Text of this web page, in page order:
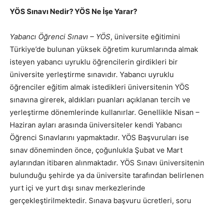
YÖS Sınavı Nedir? YÖS Ne İşe Yarar?
Yabancı Öğrenci Sınavı – YÖS, üniversite eğitimini
Türkiye’de bulunan yüksek öğretim kurumlarında almak
isteyen yabancı uyruklu öğrencilerin girdikleri bir
üniversite yerleştirme sınavıdır. Yabancı uyruklu
öğrenciler eğitim almak istedikleri üniversitenin YÖS
sınavına girerek, aldıkları puanları açıklanan tercih ve
yerleştirme dönemlerinde kullanırlar. Genellikle Nisan –
Haziran ayları arasında üniversiteler kendi Yabancı
Öğrenci Sınavlarını yapmaktadır. YÖS Başvuruları ise
sınav döneminden önce, çoğunlukla Şubat ve Mart
aylarından itibaren alınmaktadır. YÖS Sınavı üniversitenin
bulunduğu şehirde ya da üniversite tarafından belirlenen
yurt içi ve yurt dışı sınav merkezlerinde
gerçekleştirilmektedir. Sınava başvuru ücretleri, soru